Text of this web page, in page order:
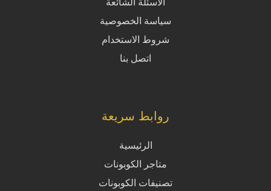
الاسئلة الشائعة
سياسة الخصوصية
شروط الاستخدام
اتصل بنا
روابط سريعة
الرئيسية
متاجر الكوبونات
تصنيفات الكوبونات